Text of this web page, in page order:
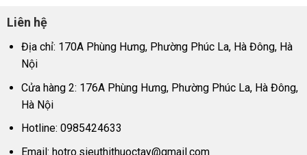
Liên hệ
Địa chỉ: 170A Phùng Hưng, Phường Phúc La, Hà Đông, Hà
Nội
Cửa hàng 2: 176A Phùng Hưng, Phường Phúc La, Hà Đông,
Hà Nội
Hotline: 0985424633
Email: hotro.sieuthithuoctay@gmail.com